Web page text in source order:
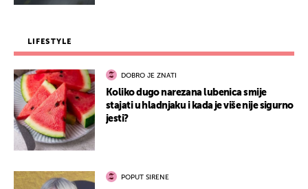
LIFESTYLE
DOBRO JE ZNATI
Koliko dugo narezana lubenica smije
stajati u hladnjaku i kada je više nije sigurno
jesti?
POPUT SIRENE